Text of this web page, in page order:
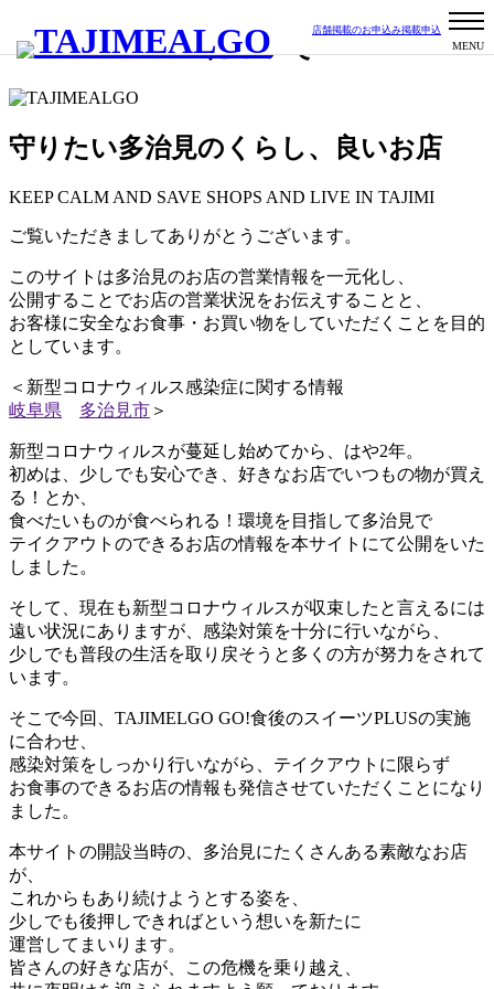
店舗掲載のお申込み掲載申込
について
守りたい多治見のくらし、良いお店
KEEP CALM AND SAVE SHOPS AND LIVE IN TAJIMI
ご覧いただきましてありがとうございます。
このサイトは多治見のお店の営業情報を一元化し、
公開することでお店の営業状況をお伝えすることと、
お客様に安全なお食事・お買い物をしていただくことを目的
としています。
＜新型コロナウィルス感染症に関する情報
岐阜県
多治見市 ＞
新型コロナウィルスが蔓延し始めてから、はや2年。
初めは、少しでも安心でき、好きなお店でいつもの物が買え
る！とか、
食べたいものが食べられる！環境を目指して多治見で
テイクアウトのできるお店の情報を本サイトにて公開をいた
しました。
そして、現在も新型コロナウィルスが収束したと言えるには
遠い状況にありますが、感染対策を十分に行いながら、
少しでも普段の生活を取り戻そうと多くの方が努力をされて
います。
そこで今回、TAJIMELGO GO!食後のスイーツPLUSの実施
に合わせ、
感染対策をしっかり行いながら、テイクアウトに限らず
お食事のできるお店の情報も発信させていただくことになり
ました。
本サイトの開設当時の、多治見にたくさんある素敵なお店
が、
これからもあり続けようとする姿を、
少しでも後押しできればという想いを新たに
運営してまいります。
皆さんの好きな店が、この危機を乗り越え、